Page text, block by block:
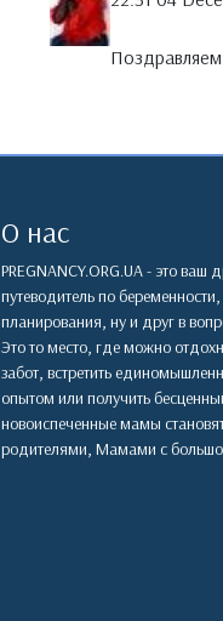
О нас
PREGNANCY.ORG.UA - это ваш
путеводитель по
планирования, ну и друг в
Это то место, где можно
забот, встретить
опытом или получить
новоиспеченные мамы
родителями, Мамами с